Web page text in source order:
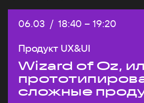
Дата:
06.03 / Начало:
18:40 – Конец:
19:20
Продукт UX&UI
Wizard of Oz,
сложные